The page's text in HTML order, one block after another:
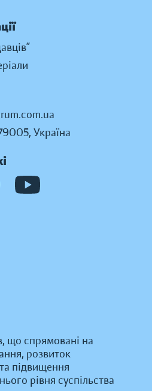
Україна
що спрямовані на
розвиток
підвищення
рівня суспільства